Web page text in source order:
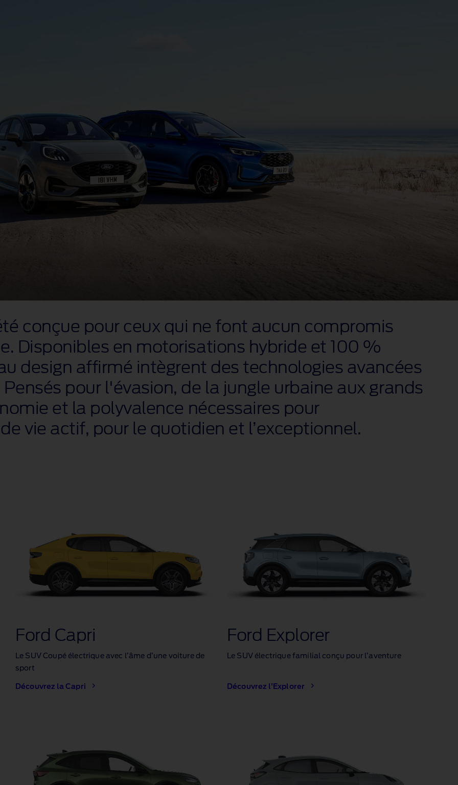
conçue pour ceux qui ne font aucun compromis
Disponibles en motorisations hybride et 100 %
design affirmé intègrent des technologies avancées
pour l'évasion, de la jungle urbaine aux grands
et la polyvalence nécessaires pour
vie actif, pour le quotidien et l’exceptionnel.
Ford Capri
Le SUV Coupé électrique avec l’âme d’une voiture de
sport
Découvrez la Capri
Ford Explorer
Le SUV électrique familial conçu pour l’aventure
Découvrez l’Explorer